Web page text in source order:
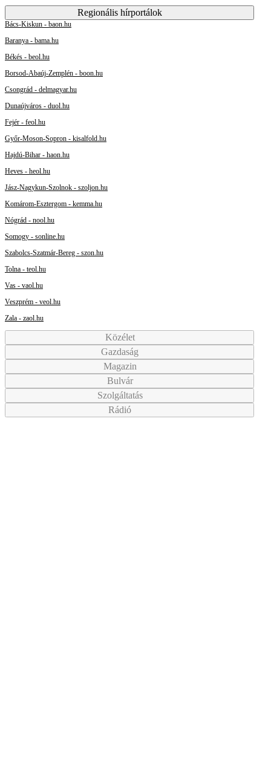
Regionális hírportálok
Bács-Kiskun - baon.hu
Baranya - bama.hu
Békés - beol.hu
Borsod-Abaúj-Zemplén - boon.hu
Csongrád - delmagyar.hu
Dunaújváros - duol.hu
Fejér - feol.hu
Győr-Moson-Sopron - kisalfold.hu
Hajdú-Bihar - haon.hu
Heves - heol.hu
Jász-Nagykun-Szolnok - szoljon.hu
Komárom-Esztergom - kemma.hu
Nógrád - nool.hu
Somogy - sonline.hu
Szabolcs-Szatmár-Bereg - szon.hu
Tolna - teol.hu
Vas - vaol.hu
Veszprém - veol.hu
Zala - zaol.hu
Közélet
Gazdaság
Magazin
Bulvár
Szolgáltatás
Rádió